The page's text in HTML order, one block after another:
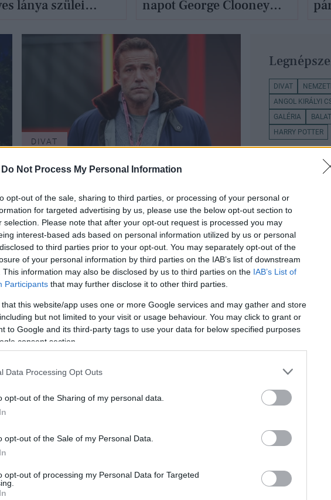
Do Not Process My Personal Information
opt-out of the sale, sharing to third parties, or processing of your personal or
for targeted advertising by us, please use the below opt-out section to
selection. Please note that after your opt-out request is processed you may
interest-based ads based on personal information utilized by us or personal
to third parties prior to your opt-out. You may separately opt-out of the
of your personal information by third parties on the IAB’s list of downstream
This information may also be disclosed by us to third parties on the IAB’s List of
Participants that may further disclose it to other third parties.
that this website/app uses one or more Google services and may gather and store
but not limited to your visit or usage behaviour. You may click to grant or
to Google and its third-party tags to use your data for below specified purposes
consent section.
Data Processing Opt Outs
opt-out of the Sharing of my personal data.
opt-out of the Sale of my Personal Data.
opt-out of processing my Personal Data for Targeted
lánya szülei
napot George Clooney
DIVAT
Ben Affleck gyászol, szörnyű
betegségben veszítette el az
édesanyját
DIVAT
ANGOL KIRÁLYI
GALÉRIA
HARRY POTTER
vintage ruhában
ismét
hogy ő a
szőnyeg
DIVAT
Tom Felton az
sztárok, akik között